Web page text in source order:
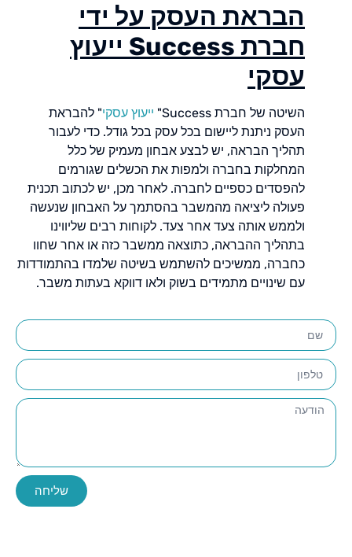
הבראת העסק על ידי
חברת Success ייעוץ
עסקי
השיטה של חברת Success" ייעוץ עסקי" להבראת
העסק ניתנת ליישום בכל עסק בכל גודל. כדי לעבור
תהליך הבראה, יש לבצע אבחון מעמיק של כלל
המחלקות בחברה ולמפות את הכשלים שגורמים
להפסדים כספיים לחברה. לאחר מכן, יש לכתוב תכנית
פעולה ליציאה מהמשבר בהסתמך על האבחון שנעשה
ולממש אותה צעד אחר צעד. לקוחות רבים שליווינו
בתהליך ההבראה, כתוצאה ממשבר כזה או אחר שחוו
כחברה, ממשיכים להשתמש בשיטה שלמדו בהתמודדות
עם שינויים מתמידים בשוק ולאו דווקא בעתות משבר.
שליחה